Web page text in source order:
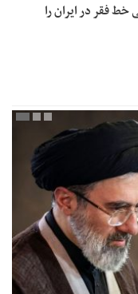
خط فقر در ایران را